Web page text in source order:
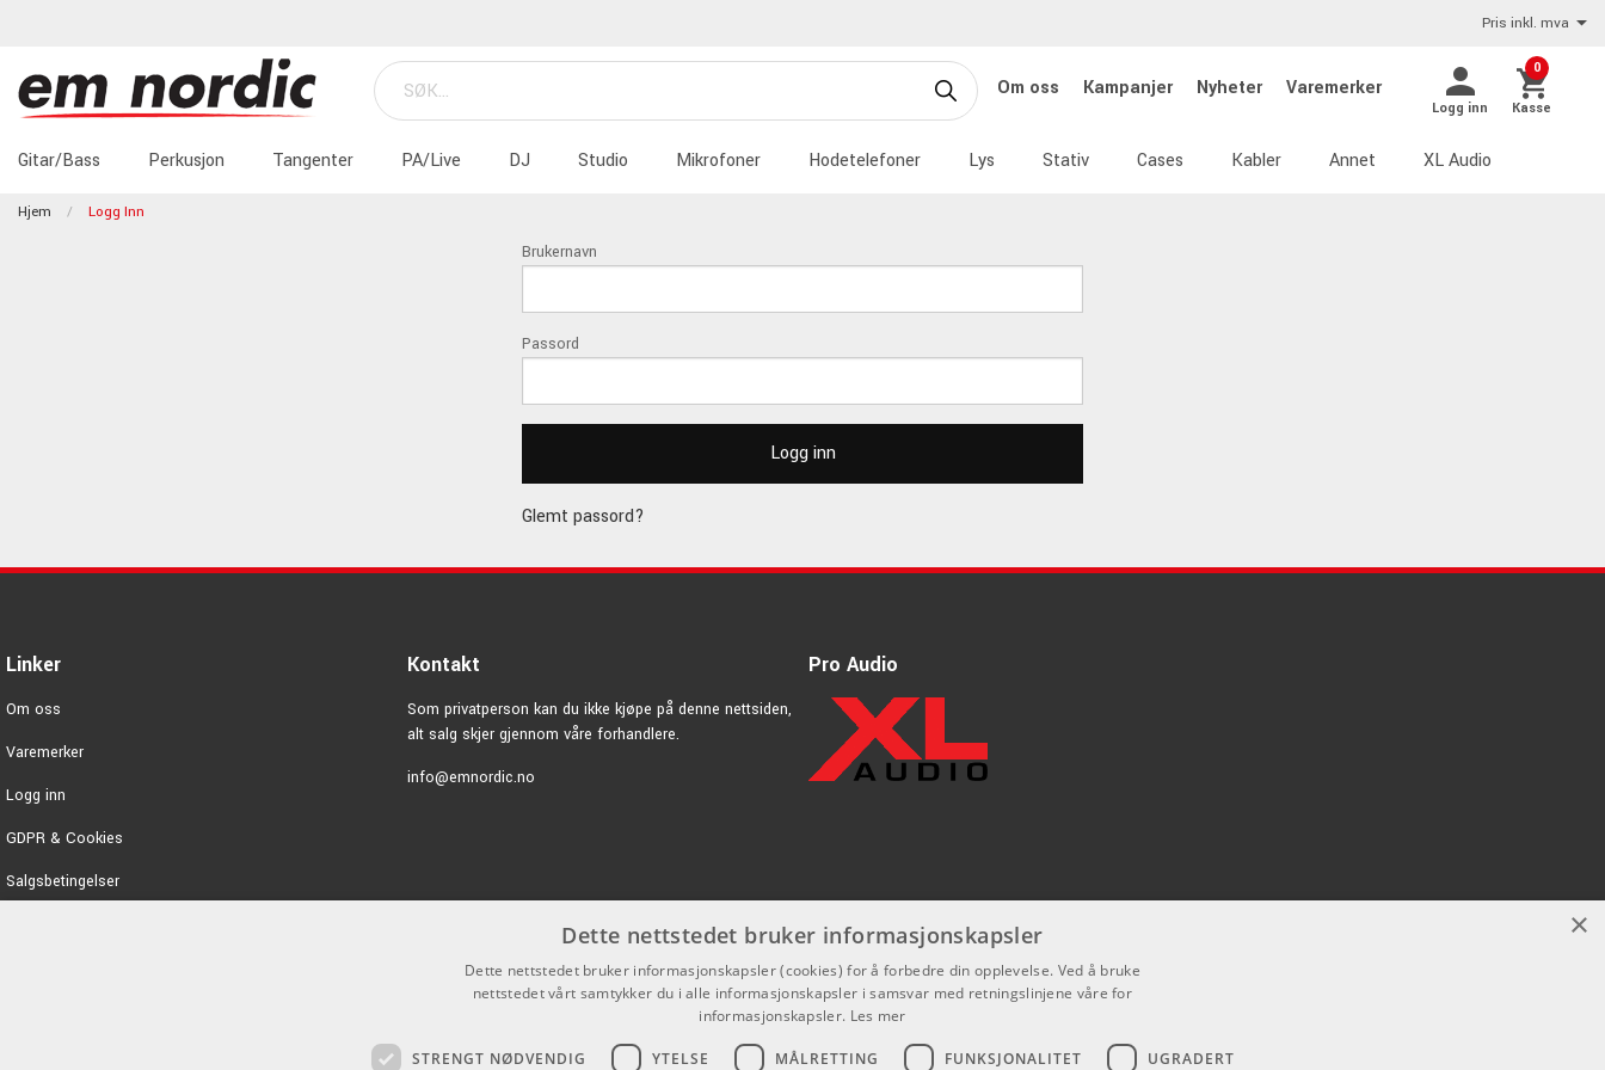
Pris inkl. mva
Om oss Kampanjer Nyheter Varemerker
Logg inn
0
Kasse
Gitar/Bass Perkusjon Tangenter PA/Live DJ Studio Mikrofoner Hodetelefoner Lys Stativ Cases Kabler Annet XL Audio
Hjem Logg Inn
Brukernavn
Passord
Glemt passord?
Linker
Om oss
Varemerker
Logg inn
GDPR & Cookies
Salgsbetingelser
Kontakt
Som privatperson kan du ikke kjøpe på denne nettsiden,
alt salg skjer gjennom våre forhandlere.
info@emnordic.no
Pro Audio
×
Dette nettstedet bruker informasjonskapsler
Dette nettstedet bruker informasjonskapsler (cookies) for å forbedre din opplevelse. Ved å bruke
nettstedet vårt samtykker du i alle informasjonskapsler i samsvar med retningslinjene våre for
informasjonskapsler. Les mer
STRENGT NØDVENDIG YTELSE MÅLRETTING FUNKSJONALITET UGRADERT